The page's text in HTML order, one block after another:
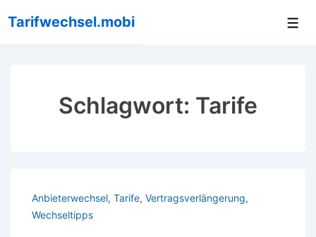
Zum
Tarifwechsel.mobi
Schlagwort: Tarife
Anbieterwechsel, Tarife, Vertragsverlängerung,
Wechseltipps